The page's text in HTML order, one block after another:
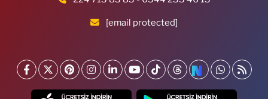
[email protected]